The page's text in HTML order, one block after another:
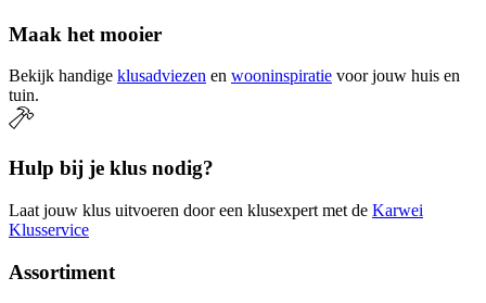
Maak het mooier
Bekijk handige klusadviezen en wooninspiratie voor jouw huis en
tuin.
Hulp bij je klus nodig?
Laat jouw klus uitvoeren door een klusexpert met de Karwei
Klusservice
Assortiment